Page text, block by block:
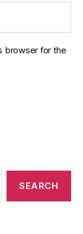
browser for the